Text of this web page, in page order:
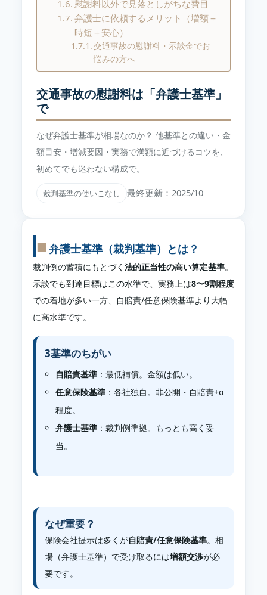
慰謝料以外で見落としがちな費目
弁護士に依頼するメリット（増額＋
時短＋安心）
交通事故の慰謝料・示談金でお
悩みの方へ
交通事故の慰謝料は「弁護士基準」
で
なぜ弁護士基準が相場なのか？ 他基準との違い・金
額目安・増減要因・実務で満額に近づけるコツを、
初めてでも迷わない構成で。
裁判基準の使いこなし 最終更新：2025/10
弁護士基準（裁判基準）とは？
裁判例の蓄積にもとづく 法的正当性の高い算定基準。
示談でも到達目標はこの水準で、実務上は8〜9割程度
での着地が多い一方、自賠責/任意保険基準より大幅
に高水準です。
3基準のちがい
自賠責基準 ：最低補償。金額は低い。
任意保険基準 ：各社独自。非公開・自賠責+α
程度。
弁護士基準 ：裁判例準拠。もっとも高く妥
当。
なぜ重要？
保険会社提示は多くが自賠責/任意保険基準。相
場（弁護士基準）で受け取るには増額交渉が必
要です。